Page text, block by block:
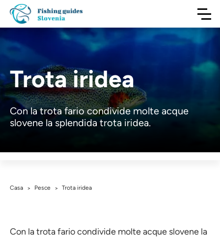
Trota iridea
Con la trota fario condivide molte acque
slovene la splendida trota iridea.
Casa > Pesce > Trota iridea
Con la trota fario condivide molte acque slovene la